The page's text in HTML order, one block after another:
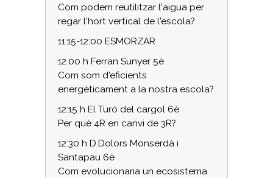
Com podem reutilitzar l'aigua per
regar l'hort vertical de l'escola?
11:15-12:00 ESMORZAR
12.00 h Ferran Sunyer 5è
Com som d'eficients
energèticament a la nostra escola?
12:15 h El Turó del cargol 6è
Per què 4R en canvi de 3R?
12:30 h D.Dolors Monserdà i
Santapau 6è
Com evolucionaria un ecosistema